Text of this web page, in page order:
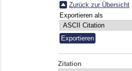
Zurück zur Übersicht
Exportieren als
Zitation